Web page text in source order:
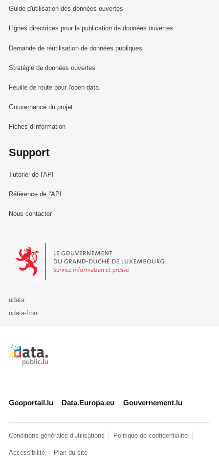
Guide d'utilisation des données ouvertes
Lignes directrices pour la publication de données ouvertes
Demande de réutilisation de données publiques
Stratégie de données ouvertes
Feuille de route pour l'open data
Gouvernance du projet
Fiches d'information
Support
Tutoriel de l'API
Référence de l'API
Nous contacter
Le Gouvernement du Grand-Duché de Luxembourg - Service
udata
udata-front
Retour à l'accueil de data.public.lu
Geoportail.lu Data.Europa.eu Gouvernement.lu
Conditions générales d'utilisations Politique de confidentialité
Accessibilité Plan du site